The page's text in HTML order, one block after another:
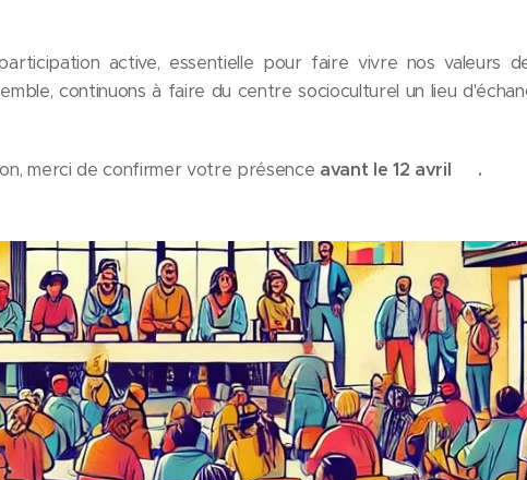
active, essentielle pour faire vivre nos valeurs
continuons à faire du centre socioculturel un lieu
merci de confirmer votre présence avant le 12 avril 🗓️​.